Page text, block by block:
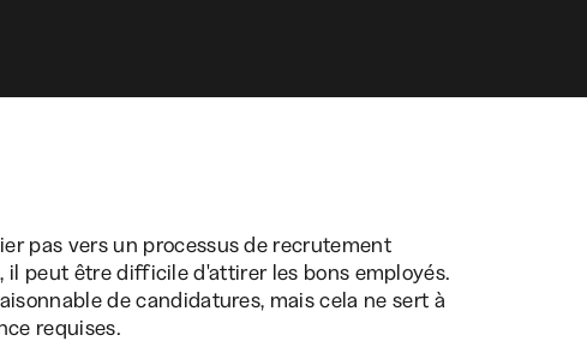
pas vers un processus de recrutement
peut être difficile d'attirer les bons employés.
de candidatures, mais cela ne sert à
requises.